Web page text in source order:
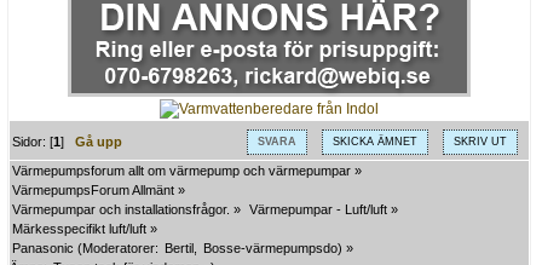
SVARA SKICKA ÄMNET SKRIV UT
Sidor: [1]Gå upp
Värmepumpsforum allt om värmepump och värmepumpar »
VärmepumpsForum Allmänt »
Värmepumpar och installationsfrågor. » Värmepumpar - Luft/luft »
Märkesspecifikt luft/luft »
Panasonic (Moderatorer: Bertil Bosse-värmepumpsdo) »